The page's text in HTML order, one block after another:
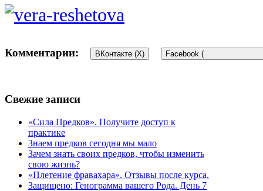
Комментарии: ВКонтакте (X) Facebook (
Свежие записи
«Сила Предков». Получите доступ к
практике
Знаем предков сегодня мы мало
Зачем знать своих предков, чтобы изменить
свою жизнь?
«Плетение фравахара». Отзывы после курса.
Защищено: Генограмма вашего Рода. День 7